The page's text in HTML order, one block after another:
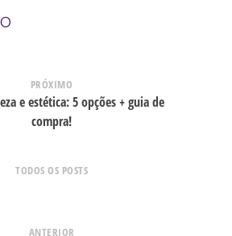
PRÓXIMO
e estética: 5 opções + guia de
compra!
TODOS OS POSTS
ANTERIOR